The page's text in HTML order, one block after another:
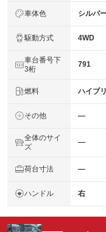
車体色 シルバ
駆動方式 4WD
車台番号下
3桁
791
燃料 ハイブ
その他 ―
全体のサイ
ズ
―
荷台寸法 ―
ハンドル 右